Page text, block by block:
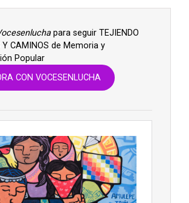
para seguir TEJIENDO
Y CAMINOS de Memoria y
Popular
CON VOCESENLUCHA